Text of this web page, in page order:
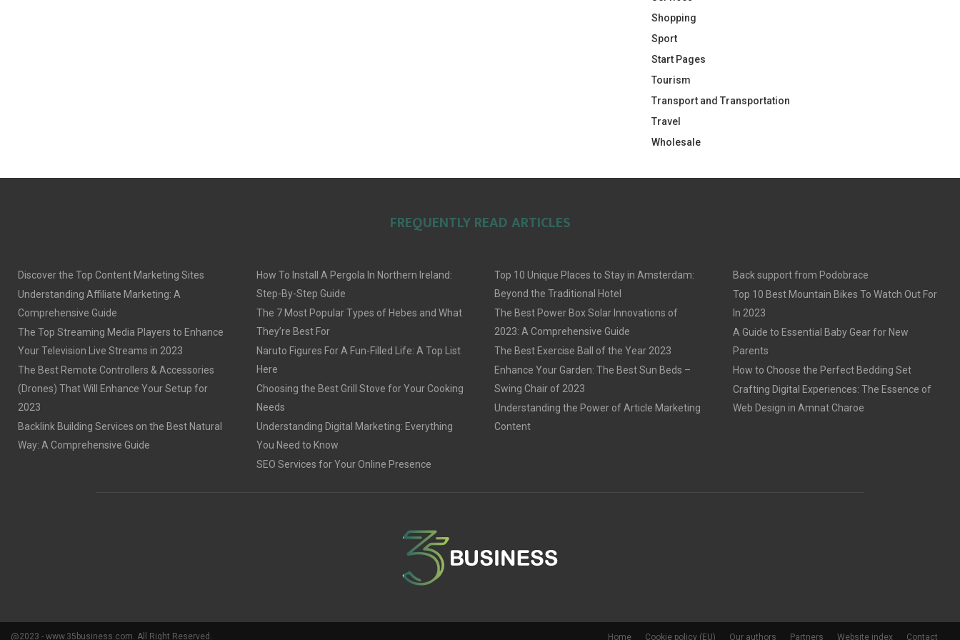
Shopping
Sport
Start Pages
Tourism
Transport and Transportation
Travel
Wholesale
FREQUENTLY READ ARTICLES
Discover the Top Content Marketing Sites
Understanding Affiliate Marketing: A
Comprehensive Guide
The Top Streaming Media Players to Enhance
Your Television Live Streams in 2023
The Best Remote Controllers & Accessories
(Drones) That Will Enhance Your Setup for
2023
Backlink Building Services on the Best Natural
Way: A Comprehensive Guide
How To Install A Pergola In Northern Ireland:
Step-By-Step Guide
The 7 Most Popular Types of Hebes and What
They’re Best For
Naruto Figures For A Fun-Filled Life: A Top List
Here
Choosing the Best Grill Stove for Your Cooking
Needs
Understanding Digital Marketing: Everything
You Need to Know
SEO Services for Your Online Presence
Top 10 Unique Places to Stay in Amsterdam:
Beyond the Traditional Hotel
The Best Power Box Solar Innovations of
2023: A Comprehensive Guide
The Best Exercise Ball of the Year 2023
Enhance Your Garden: The Best Sun Beds –
Swing Chair of 2023
Understanding the Power of Article Marketing
Content
Back support from Podobrace
Top 10 Best Mountain Bikes To Watch Out For
In 2023
A Guide to Essential Baby Gear for New
Parents
How to Choose the Perfect Bedding Set
Crafting Digital Experiences: The Essence of
Web Design in Amnat Charoe
@2023 - www.35business.com. All Right Reserved. Home Cookie policy (EU) Our authors Partners Website index Contact